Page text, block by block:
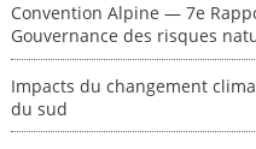
Convention Alpine — 7e
Gouvernance des risques
Impacts du changement
du sud